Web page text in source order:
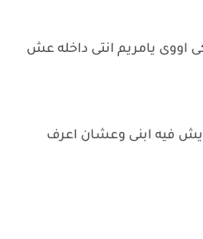
اووى يامريم انتى داخله عش
فيه ابنى وعشان اعرف